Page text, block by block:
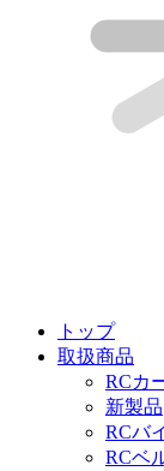
トップ
取扱商品
RCカ
新製品
RCバ
RCベ